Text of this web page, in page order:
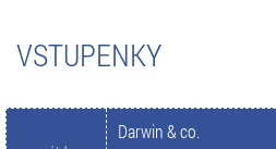
VSTUPENKY
Darwin & co.